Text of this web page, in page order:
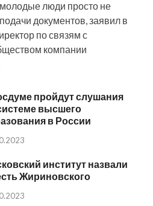
молодые люди просто не
документов, заявил в
по связям с
компании
пройдут слушания
высшего
в России
институт назвали
Жириновского